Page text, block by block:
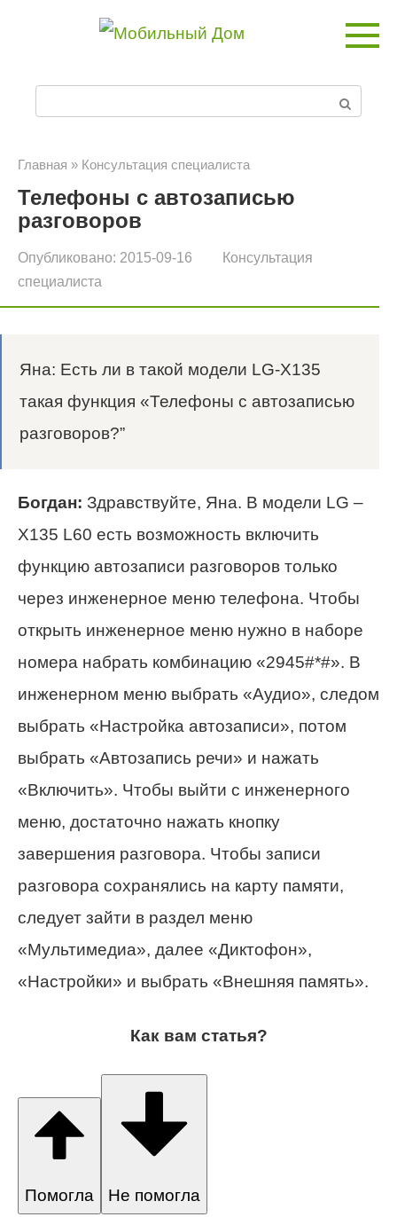
и
с
Главная » Консультация специалиста
Телефоны с автозаписью
разговоров
Опубликовано: 2015-09-16
Консультация
специалиста
Яна: Есть ли в такой модели LG-X135
такая функция «Телефоны с автозаписью
разговоров?”
Богдан: Здравствуйте, Яна. В модели LG –
X135 L60 есть возможность включить
функцию автозаписи разговоров только
через инженерное меню телефона. Чтобы
открыть инженерное меню нужно в наборе
номера набрать комбинацию «2945#*#». В
инженерном меню выбрать «Аудио», следом
выбрать «Настройка автозаписи», потом
выбрать «Автозапись речи» и нажать
«Включить». Чтобы выйти с инженерного
меню, достаточно нажать кнопку
завершения разговора. Чтобы записи
разговора сохранялись на карту памяти,
следует зайти в раздел меню
«Мультимедиа», далее «Диктофон»,
«Настройки» и выбрать «Внешняя память».
Как вам статья?
Помогла
Не помогла